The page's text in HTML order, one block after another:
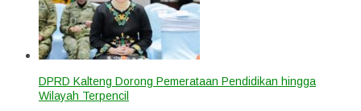
DPRD Kalteng Dorong Pemerataan Pendidikan hingga
Wilayah Terpencil